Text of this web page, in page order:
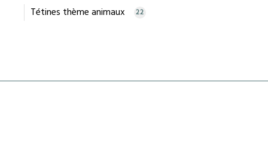
Tétines thème animaux 22